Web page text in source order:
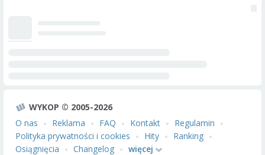
WYKOP © 2005-2026
O nas
Reklama FAQ Kontakt
Regulamin
Polityka prywatności i cookies
Hity
Ranking
Osiągnięcia
Changelog
więcej